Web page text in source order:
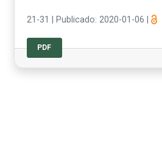
21-31 Publicado: 2020-01-06
PDF